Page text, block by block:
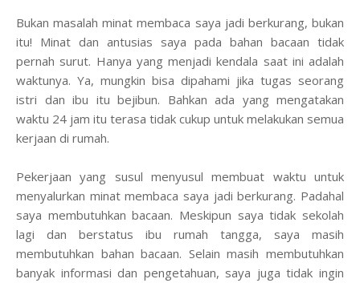
Bukan masalah minat membaca saya jadi berkurang, bukan
itu! Minat dan antusias saya pada bahan bacaan tidak
pernah surut. Hanya yang menjadi kendala saat ini adalah
waktunya. Ya, mungkin bisa dipahami jika tugas seorang
istri dan ibu itu bejibun. Bahkan ada yang mengatakan
waktu 24 jam itu terasa tidak cukup untuk melakukan semua
kerjaan di rumah.
Pekerjaan yang susul menyusul membuat waktu untuk
menyalurkan minat membaca saya jadi berkurang. Padahal
saya membutuhkan bacaan. Meskipun saya tidak sekolah
lagi dan berstatus ibu rumah tangga, saya masih
membutuhkan bahan bacaan. Selain masih membutuhkan
banyak informasi dan pengetahuan, saya juga tidak ingin